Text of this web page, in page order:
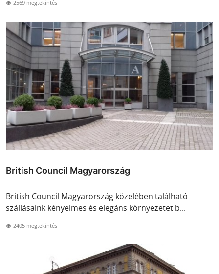
2569 megtekintés
British Council Magyarország
British Council Magyarország közelében található
szállásaink kényelmes és elegáns környezetet b...
2405 megtekintés